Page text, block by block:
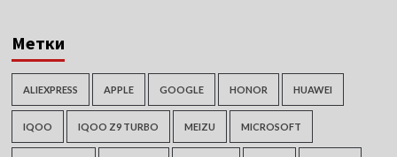
Метки
ALIEXPRESS APPLE GOOGLE HONOR HUAWEI
IQOO IQOO Z9 TURBO MEIZU MICROSOFT